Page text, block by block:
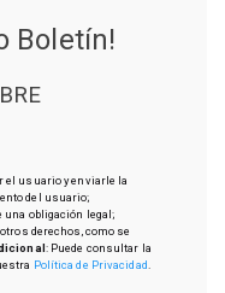
Boletín!
el usuario y enviarle la
del usuario;
obligación legal;
derechos, como se
: Puede consultar la
Política de Privacidad.